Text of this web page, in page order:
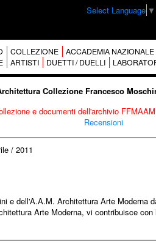
Select Language ▼
COLLEZIONE ACCADEMIA
ARTISTI DUETTI / DUELLI
Collezione Francesco
e documenti dell'archivio FFMAAM
Recensioni
/ 2011
e dell'A.A.M. Architettura Arte Moderna
Arte Moderna, vi contribuisce